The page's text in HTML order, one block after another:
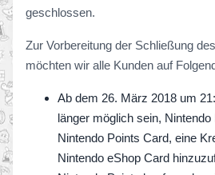
geschlossen.
Zur Vorbereitung der Schließung
möchten wir alle Kunden auf
Ab dem 26. März 2018 um
länger möglich sein,
Nintendo Points Card, eine
Nintendo eShop Card